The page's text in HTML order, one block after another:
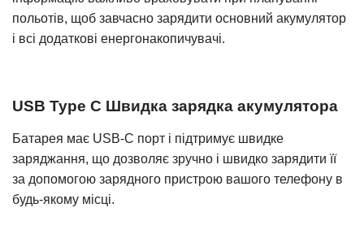
польотів, щоб завчасно зарядити основний акумулятор
і всі додаткові енергонакопичувачі.
USB Type C Швидка зарядка акумулятора
Батарея має USB-C порт і підтримує швидке
заряджання, що дозволяє зручно і швидко зарядити її
за допомогою зарядного пристрою вашого телефону в
будь-якому місці.